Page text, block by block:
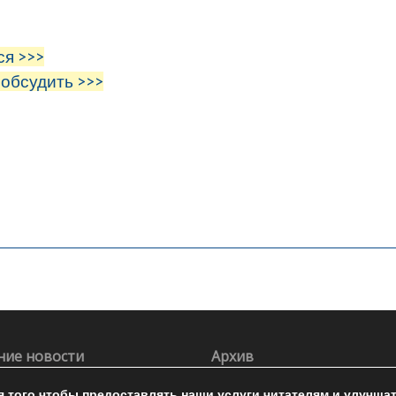
>>>
>>>
новости Архив